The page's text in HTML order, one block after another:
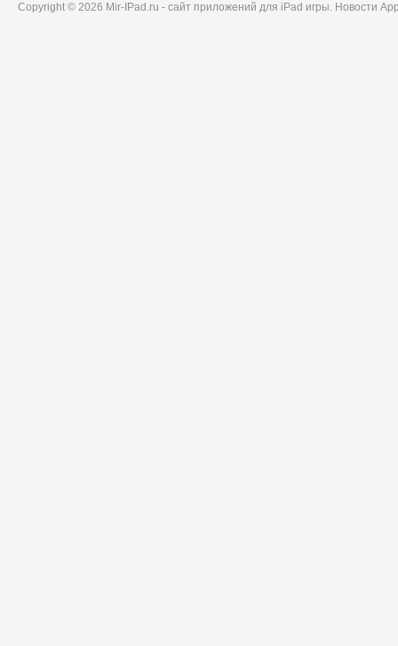
Copyright © 2026 Mir-IPad.ru - сайт приложений для iPad игры. Новости